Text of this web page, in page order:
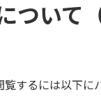
ついて
するには以下に